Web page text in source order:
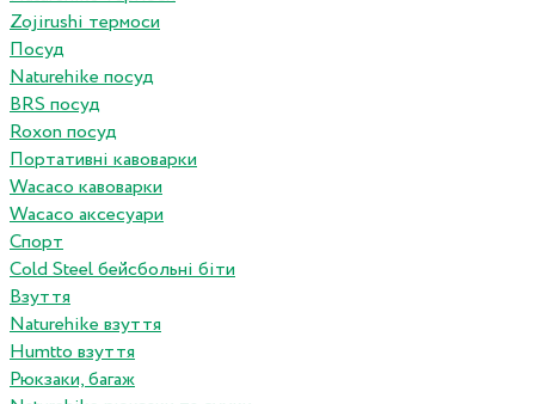
Zojirushi термоси
Посуд
Naturehike посуд
BRS посуд
Roxon посуд
Портативні кавоварки
Wacaco кавоварки
Wacaco аксесуари
Спорт
Cold Steel бейсбольні біти
Взуття
Naturehike взуття
Humtto взуття
Рюкзаки, багаж